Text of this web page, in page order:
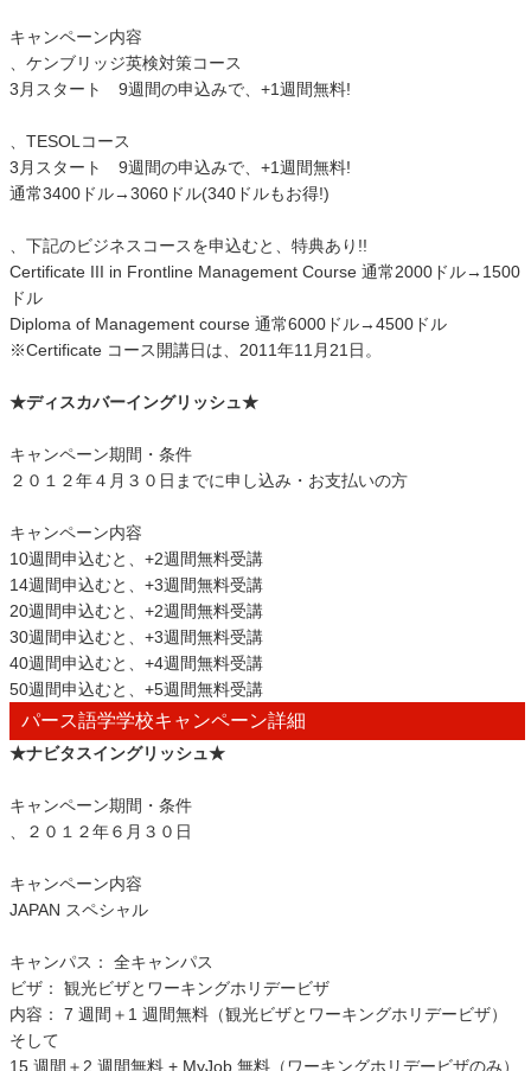
キャンペーン内容
、ケンブリッジ英検対策コース
3月スタート 9週間の申込みで、+1週間無料!
、TESOLコース
3月スタート 9週間の申込みで、+1週間無料!
通常3400ドル→3060ドル(340ドルもお得!)
、下記のビジネスコースを申込むと、特典あり!!
Certificate III in Frontline Management Course 通常2000ドル→1500
ドル
Diploma of Management course 通常6000ドル→4500ドル
※Certificate コース開講日は、2011年11月21日。
★ディスカバーイングリッシュ★
キャンペーン期間・条件
２０１２年４月３０日までに申し込み・お支払いの方
キャンペーン内容
10週間申込むと、+2週間無料受講
14週間申込むと、+3週間無料受講
20週間申込むと、+2週間無料受講
30週間申込むと、+3週間無料受講
40週間申込むと、+4週間無料受講
50週間申込むと、+5週間無料受講
パース語学学校キャンペーン詳細
★ナビタスイングリッシュ★
キャンペーン期間・条件
、２０１２年６月３０日
キャンペーン内容
JAPAN スペシャル
キャンパス： 全キャンパス
ビザ： 観光ビザとワーキングホリデービザ
内容： 7 週間＋1 週間無料（観光ビザとワーキングホリデービザ）
そして
15 週間＋2 週間無料 + MyJob 無料（ワーキングホリデービザのみ）